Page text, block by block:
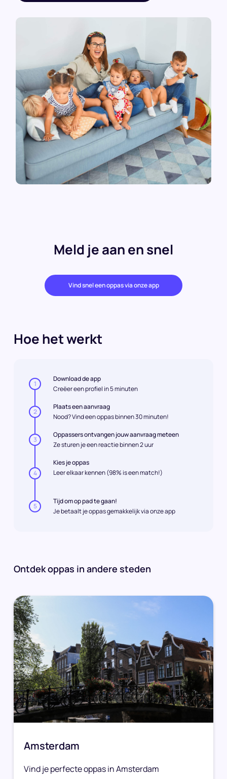
Meld je aan en snel
Vind snel een oppas via onze app
Hoe het werkt
1
Download de app
Creëer een profiel in 5 minuten
2
Plaats een aanvraag
Nood? Vind een oppas binnen 30 minuten!
3
Oppassers ontvangen jouw aanvraag meteen
Ze sturen je een reactie binnen 2 uur
4
Kies je oppas
Leer elkaar kennen (98% is een match!)
5
Tijd om op pad te gaan!
Je betaalt je oppas gemakkelijk via onze app
Ontdek oppas in andere steden
Amsterdam
Vind je perfecte oppas in Amsterdam